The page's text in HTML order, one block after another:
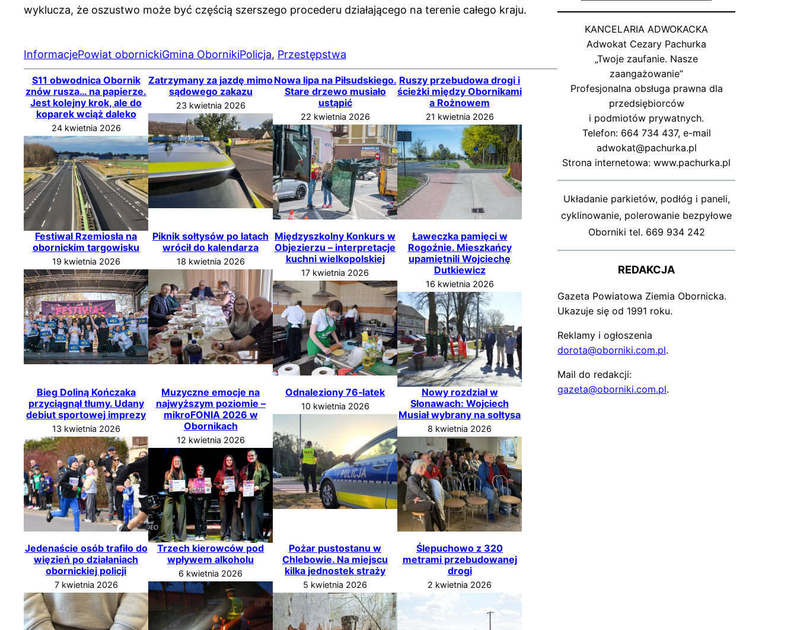
wyklucza, że oszustwo może być częścią szerszego procederu działającego na terenie całego kraju.
InformacjePowiat obornickiGmina ObornikiPolicja, Przestępstwa
S11 obwodnica Obornik
znów rusza… na papierze.
Jest kolejny krok, ale do
koparek wciąż daleko
24 kwietnia 2026
Zatrzymany za jazdę mimo
sądowego zakazu
23 kwietnia 2026
Nowa lipa na Piłsudskiego.
Stare drzewo musiało
ustąpić
22 kwietnia 2026
Ruszy przebudowa drogi i
ścieżki między Obornikami
a Rożnowem
21 kwietnia 2026
Festiwal Rzemiosła na
obornickim targowisku
19 kwietnia 2026
Piknik sołtysów po latach
wrócił do kalendarza
18 kwietnia 2026
Międzyszkolny Konkurs w
Objezierzu – interpretacje
kuchni wielkopolskiej
17 kwietnia 2026
Ławeczka pamięci w
Rogoźnie. Mieszkańcy
upamiętnili Wojciechę
Dutkiewicz
16 kwietnia 2026
Bieg Doliną Kończaka
przyciągnął tłumy. Udany
debiut sportowej imprezy
13 kwietnia 2026
Muzyczne emocje na
najwyższym poziomie –
mikroFONIA 2026 w
Obornikach
12 kwietnia 2026
Odnaleziony 76‑latek
10 kwietnia 2026
Nowy rozdział w
Słonawach: Wojciech
Musiał wybrany na sołtysa
8 kwietnia 2026
Jedenaście osób trafiło do
więzień po działaniach
obornickiej policji
7 kwietnia 2026
Trzech kierowców pod
wpływem alkoholu
6 kwietnia 2026
Pożar pustostanu w
Chlebowie. Na miejscu
kilka jednostek straży
5 kwietnia 2026
Ślepuchowo z 320
metrami przebudowanej
drogi
2 kwietnia 2026
KANCELARIA ADWOKACKA
Adwokat Cezary Pachurka
„Twoje zaufanie. Nasze
zaangażowanie”
Profesjonalna obsługa prawna dla
przedsiębiorców
i podmiotów prywatnych.
Telefon: 664 734 437, e-mail
adwokat@pachurka.pl
Strona internetowa: www.pachurka.pl
Układanie parkietów, podłóg i paneli,
cyklinowanie, polerowanie bezpyłowe
Oborniki tel. 669 934 242
REDAKCJA
Gazeta Powiatowa Ziemia Obornicka.
Ukazuje się od 1991 roku.
Reklamy i ogłoszenia
dorota@oborniki.com.pl.
Mail do redakcji:
gazeta@oborniki.com.pl.